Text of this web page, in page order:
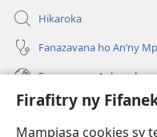
Firafitry ny
Mampiasa cookies sy
Hikaroka
Fanazavana ho An’ny
Fanazavana
Fanampiana